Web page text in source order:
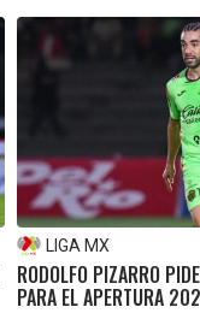
LIGA MX
RODOLFO PIZARRO
PARA EL APERTURA